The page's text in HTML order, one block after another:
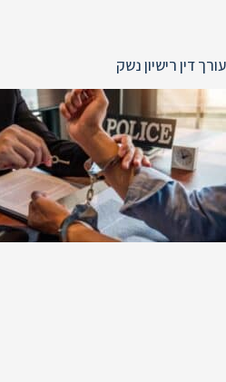
עורך דין רישיון נשק